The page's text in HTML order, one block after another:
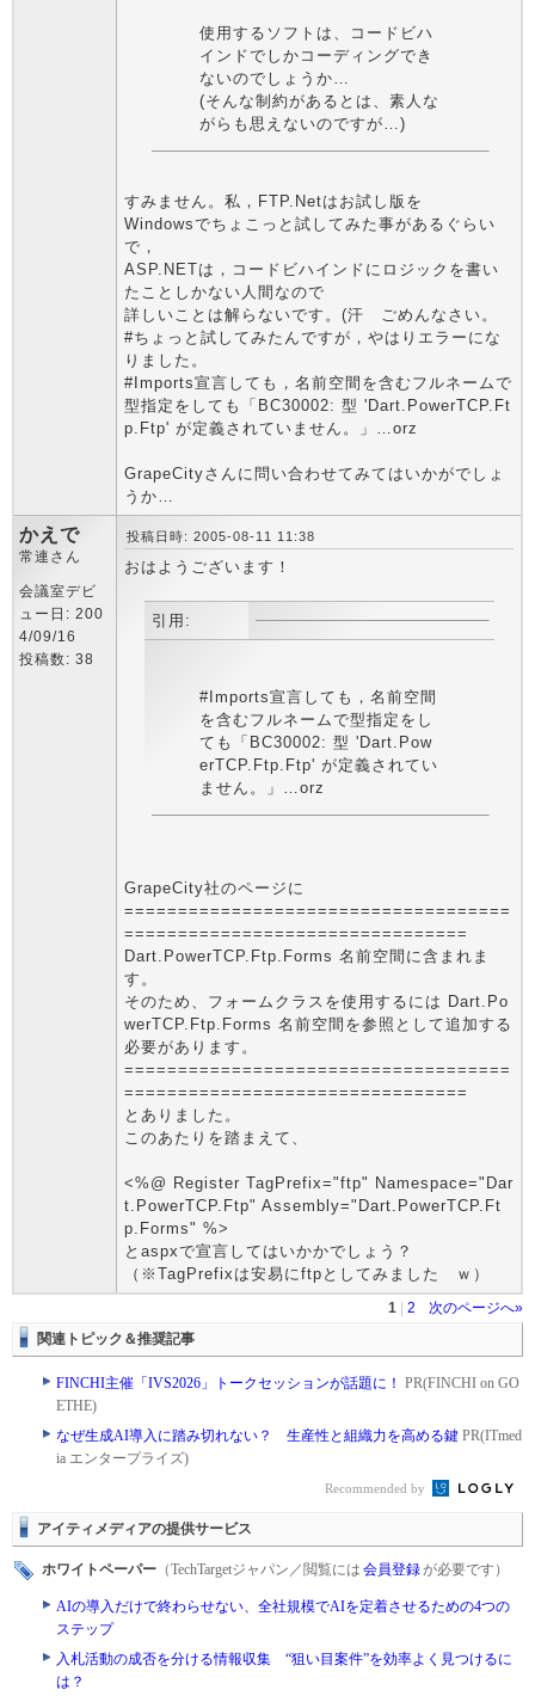
使用するソフトは、コードビハ
インドでしかコーディングでき
ないのでしょうか…
(そんな制約があるとは、素人な
がらも思えないのですが…)
すみません。私，FTP.Netはお試し版を
Windowsでちょこっと試してみた事があるぐらい
で，
ASP.NETは，コードビハインドにロジックを書い
たことしかない人間なので
詳しいことは解らないです。(汗 ごめんなさい。
#ちょっと試してみたんですが，やはりエラーにな
りました。
#Imports宣言しても，名前空間を含むフルネームで
型指定をしても「BC30002: 型 'Dart.PowerTCP.Ft
p.Ftp' が定義されていません。」…orz
GrapeCityさんに問い合わせてみてはいかがでしょ
うか…
かえで
常連さん
会議室デビ
ュー日: 200
4/09/16
投稿数: 38
投稿日時: 2005-08-11 11:38
おはようございます！
引用:
#Imports宣言しても，名前空間
を含むフルネームで型指定をし
ても「BC30002: 型 'Dart.Pow
erTCP.Ftp.Ftp' が定義されてい
ません。」…orz
GrapeCity社のページに
====================================
================================
Dart.PowerTCP.Ftp.Forms 名前空間に含まれま
す。
そのため、フォームクラスを使用するには Dart.Po
werTCP.Ftp.Forms 名前空間を参照として追加する
必要があります。
====================================
================================
とありました。
このあたりを踏まえて、
<%@ Register TagPrefix="ftp" Namespace="Dar
t.PowerTCP.Ftp" Assembly="Dart.PowerTCP.Ft
p.Forms" %>
とaspxで宣言してはいかかでしょう？
（※TagPrefixは安易にftpとしてみました ｗ）
1 2
次のページへ»
関連トピック＆推奨記事
FINCHI主催「IVS2026」トークセッションが話題に！ PR(FINCHI on GO
ETHE)
なぜ生成AI導入に踏み切れない？ 生産性と組織力を高める鍵 PR(ITmed
ia エンタープライズ)
Recommended by
アイティメディアの提供サービス
ホワイトペーパー （TechTargetジャパン／閲覧には 会員登録が必要です）
AIの導入だけで終わらせない、全社規模でAIを定着させるための4つの
ステップ
入札活動の成否を分ける情報収集 “狙い目案件”を効率よく見つけるに
は？